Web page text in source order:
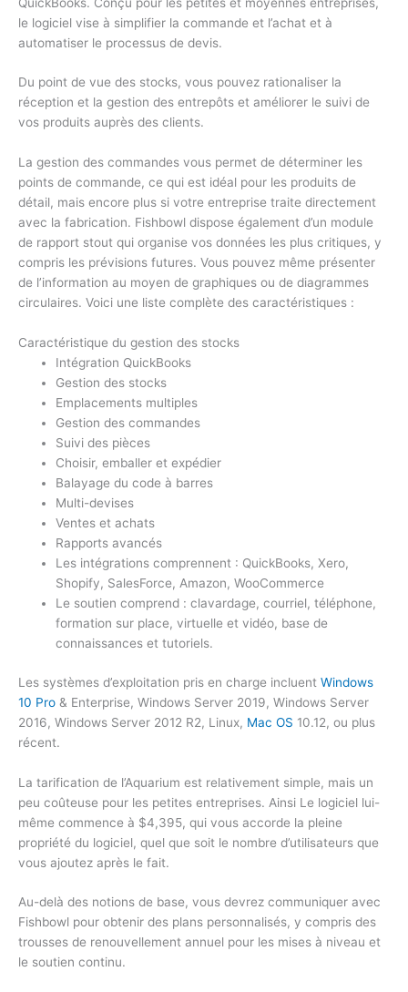
le logiciel vise à simplifier la commande et l’achat et à
automatiser le processus de devis.
Du point de vue des stocks, vous pouvez rationaliser la
réception et la gestion des entrepôts et améliorer le suivi de
vos produits auprès des clients.
La gestion des commandes vous permet de déterminer les
points de commande, ce qui est idéal pour les produits de
détail, mais encore plus si votre entreprise traite directement
avec la fabrication. Fishbowl dispose également d’un module
de rapport stout qui organise vos données les plus critiques, y
compris les prévisions futures. Vous pouvez même présenter
de l’information au moyen de graphiques ou de diagrammes
circulaires. Voici une liste complète des caractéristiques :
Caractéristique du gestion des stocks
Intégration QuickBooks
Gestion des stocks
Emplacements multiples
Gestion des commandes
Suivi des pièces
Choisir, emballer et expédier
Balayage du code à barres
Multi-devises
Ventes et achats
Rapports avancés
Les intégrations comprennent : QuickBooks, Xero,
Shopify, SalesForce, Amazon, WooCommerce
Le soutien comprend : clavardage, courriel, téléphone,
formation sur place, virtuelle et vidéo, base de
connaissances et tutoriels.
Les systèmes d’exploitation pris en charge incluent Windows
10 Pro & Enterprise, Windows Server 2019, Windows Server
2016, Windows Server 2012 R2, Linux, Mac OS 10.12, ou plus
récent.
La tarification de l’Aquarium est relativement simple, mais un
peu coûteuse pour les petites entreprises. Ainsi Le logiciel lui-
même commence à $4,395, qui vous accorde la pleine
propriété du logiciel, quel que soit le nombre d’utilisateurs que
vous ajoutez après le fait.
Au-delà des notions de base, vous devrez communiquer avec
Fishbowl pour obtenir des plans personnalisés, y compris des
trousses de renouvellement annuel pour les mises à niveau et
le soutien continu.